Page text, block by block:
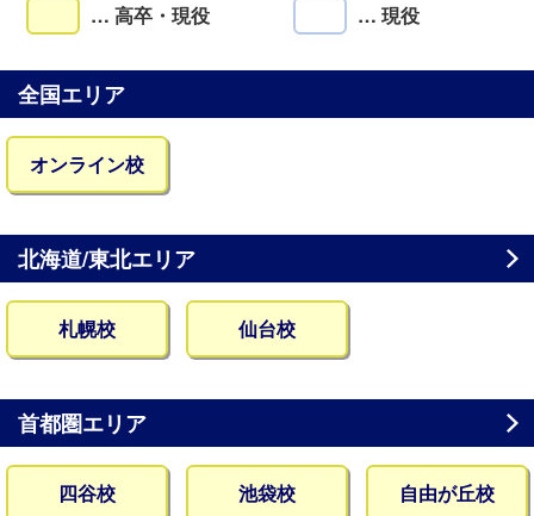
… 高卒・現役
… 現役
全国エリア
オンライン校
北海道/東北エリア
札幌校 仙台校
首都圏エリア
四谷校 池袋校 自由が丘校